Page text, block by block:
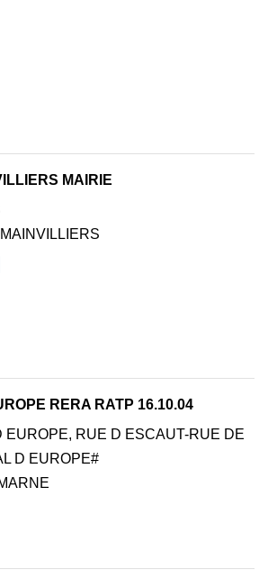
MAIRIE
RERA RATP 16.10.04
EUROPE, RUE D ESCAUT-RUE DE
D EUROPE#